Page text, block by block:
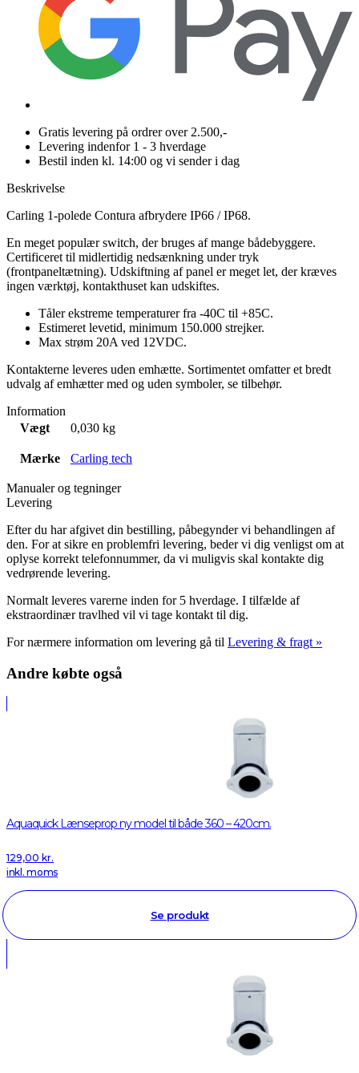
Gratis levering på ordrer over 2.500,-
Levering indenfor 1 - 3 hverdage
Bestil inden kl. 14:00 og vi sender i dag
Beskrivelse
Carling 1-polede Contura afbrydere IP66 / IP68.
En meget populær switch, der bruges af mange bådebyggere.
Certificeret til midlertidig nedsænkning under tryk
(frontpaneltætning). Udskiftning af panel er meget let, der kræves
ingen værktøj, kontakthuset kan udskiftes.
Tåler ekstreme temperaturer fra -40C til +85C.
Estimeret levetid, minimum 150.000 strejker.
Max strøm 20A ved 12VDC.
Kontakterne leveres uden emhætte. Sortimentet omfatter et bredt
udvalg af emhætter med og uden symboler, se tilbehør.
Information
Vægt
0,030 kg
Mærke Carling tech
Manualer og tegninger
Levering
Efter du har afgivet din bestilling, påbegynder vi behandlingen af
den. For at sikre en problemfri levering, beder vi dig venligst om at
oplyse korrekt telefonnummer, da vi muligvis skal kontakte dig
vedrørende levering.
Normalt leveres varerne inden for 5 hverdage. I tilfælde af
ekstraordinær travlhed vil vi tage kontakt til dig.
For nærmere information om levering gå til Levering & fragt »
Andre købte også
Aquaquick Lænseprop ny model til både 360 – 420cm.
129,00 kr.
inkl. moms
Se produkt